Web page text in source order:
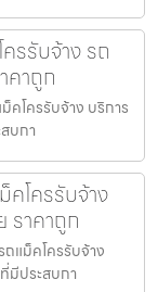
รรับจ้าง รถ
คาถูก
คโครรับจ้าง บริการ
บกา
คโครรับจ้าง
ราคาถูก
ถแม็คโครรับจ้าง
มีประสบกา